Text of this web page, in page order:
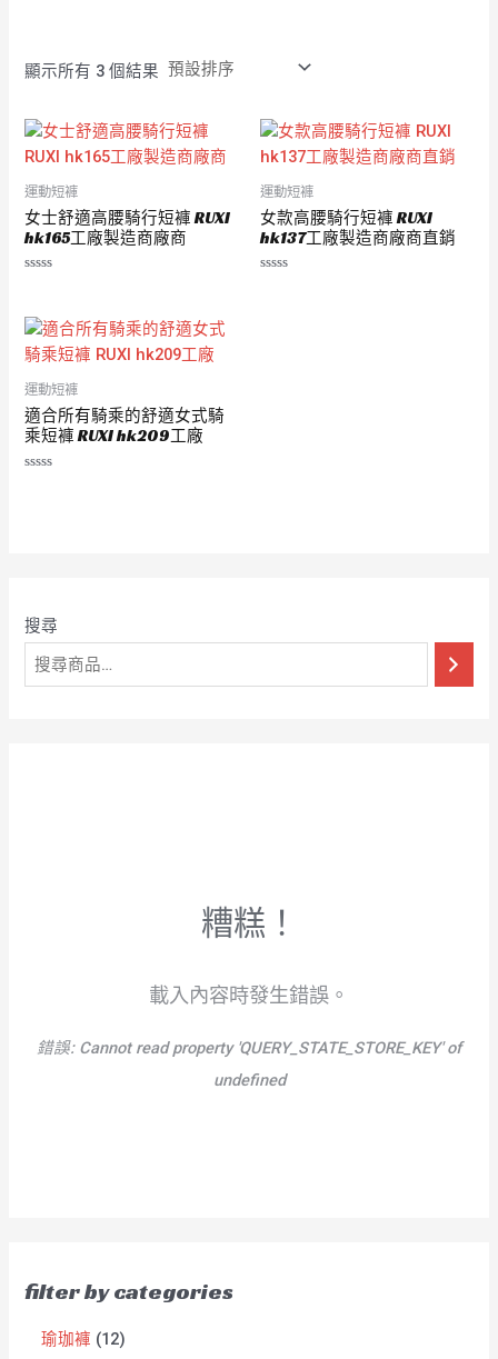
搜尋
糟糕！
載入內容時發生錯誤。
錯誤: Cannot read property 'QUERY_STATE_STORE_KEY' of
undefined
filter by categories
瑜珈褲
12
顯示所有 3 個結果
運動短褲
女士舒適高腰騎行短褲 RUXI
hk165工廠製造商廠商
滿
分
5
運動短褲
女款高腰騎行短褲 RUXI
hk137工廠製造商廠商直銷
運動短褲
適合所有騎乘的舒適女式騎
乘短褲 RUXI hk209工廠